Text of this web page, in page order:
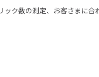
ク数の測定、お客さまに合